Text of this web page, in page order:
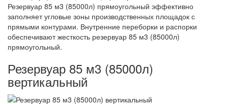
Резервуар 85 м3 (85000л) прямоугольный эффективно
заполняет угловые зоны производственных площадок с
прямыми контурами. Внутренние переборки и распорки
обеспечивают жесткость резервуар 85 м3 (85000л)
прямоугольный.
Резервуар 85 м3 (85000л)
вертикальный